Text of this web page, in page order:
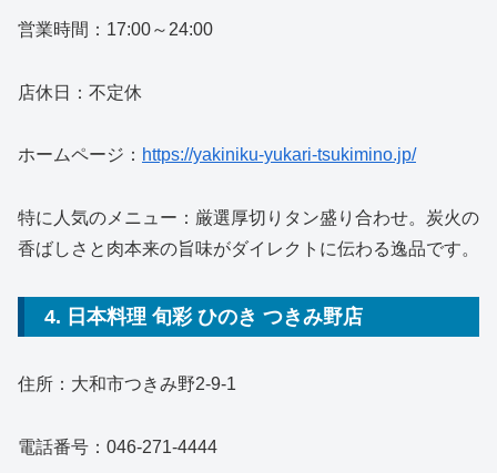
営業時間：17:00～24:00
店休日：不定休
ホームページ： https://yakiniku-yukari-tsukimino.jp/
特に人気のメニュー：厳選厚切りタン盛り合わせ。炭火の
香ばしさと肉本来の旨味がダイレクトに伝わる逸品です。
4. 日本料理 旬彩 ひのき つきみ野店
住所：大和市つきみ野2-9-1
電話番号：046-271-4444